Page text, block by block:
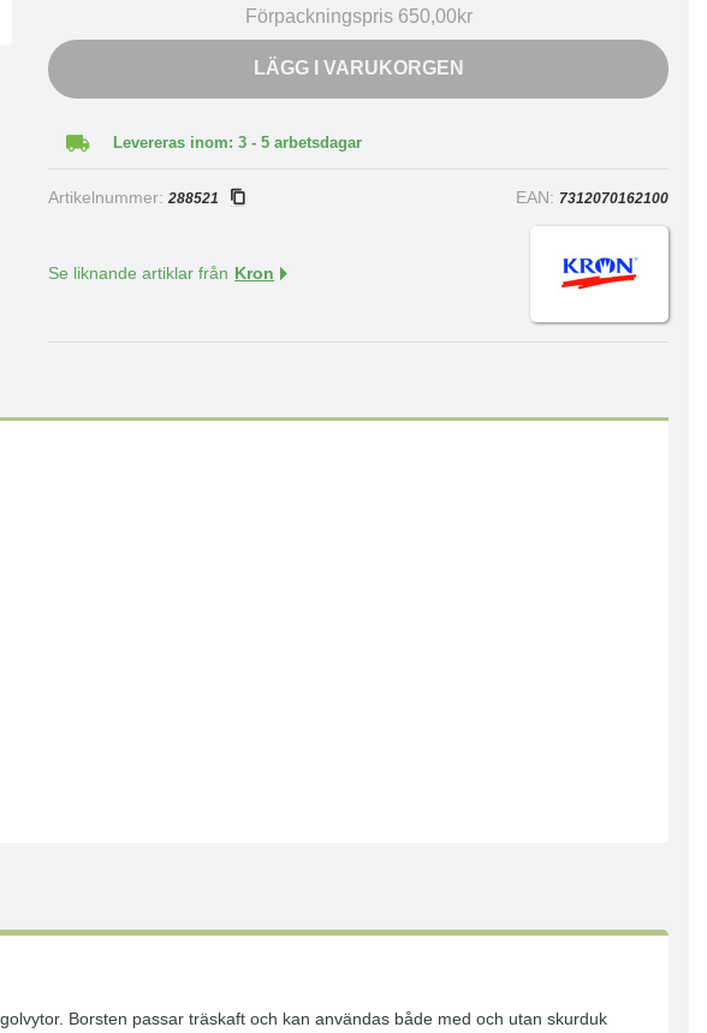
Förpackningspris 650,00kr
LÄGG I VARUKORGEN
Levereras inom: 3 - 5 arbetsdagar
Artikelnummer:288521 EAN: 7312070162100
Se liknande artiklar från Kron
Borsten passar träskaft och kan användas både med och utan skurduk